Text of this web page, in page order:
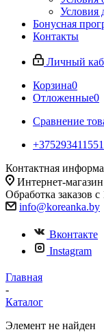
Условия
Бонусная
Контакты
Личный
Корзина0
Отложенные0
Сравнение
+375293411551
Контактная
Интернет-
Обработка заказов
info@koreanka.by
Вконтакте
Instagram
Главная
-
Каталог
Элемент не найден